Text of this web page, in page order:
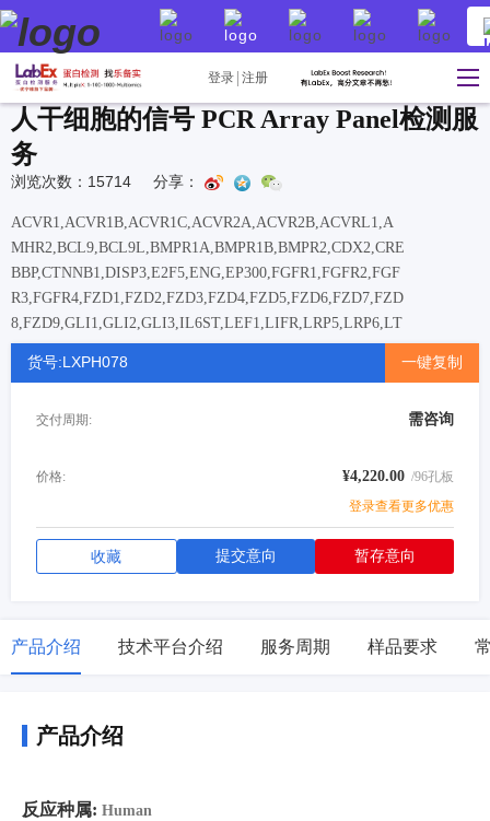
登录 注册
人干细胞的信号 PCR Array Panel检测服
务
浏览次数：15714 分享：
ACVR1,ACVR1B,ACVR1C,ACVR2A,ACVR2B,ACVRL1,A
MHR2,BCL9,BCL9L,BMPR1A,BMPR1B,BMPR2,CDX2,CRE
BBP,CTNNB1,DISP3,E2F5,ENG,EP300,FGFR1,FGFR2,FGF
R3,FGFR4,FZD1,FZD2,FZD3,FZD4,FZD5,FZD6,FZD7,FZD
8,FZD9,GLI1,GLI2,GLI3,IL6ST,LEF1,LIFR,LRP5,LRP6,LT
BP1,LTBP2,LTBP3,LTBP4,NCSTN,NFAT5,NFATC1,NFATC
2,NFATC3,NFATC4,NOTCH1,NOTCH2,NOTCH3,NOTCH4,
L,RGMA,SMAD1,SMAD2,SMAD3,SMAD4,SMAD5,SMAD6
F7L2,TGFBR1,TGFBR2,TGFBR3,TGFBRAP1,VANGL2,ZE
货号:LXPH078 一键复制
交付周期: 需咨询
价格: ¥4,220.00 /96孔板
登录查看更多优惠
收藏 提交意向 暂存意向
产品介绍 技术平台介绍 服务周期 样品要求
产品介绍
反应种属: Human